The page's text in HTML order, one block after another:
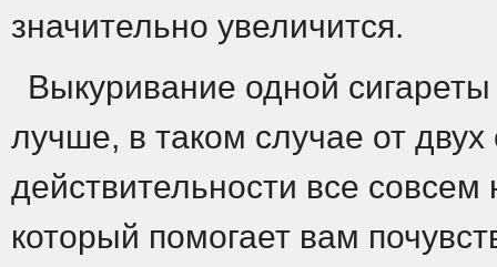
значительно увеличится.
Выкуривание одной
лучше, в таком случае от
действительности все
который помогает вам